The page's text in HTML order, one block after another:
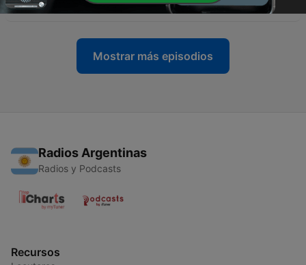
01 dic. 2025
Mostrar más episodios
Radios Argentinas
Radios y Podcasts
Recursos